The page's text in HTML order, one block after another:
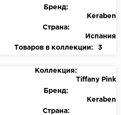
Бренд:
Keraben
Страна:
Испания
Товаров в коллекции:
3
Коллекция:
Tiffany Pink
Бренд:
Keraben
Страна: